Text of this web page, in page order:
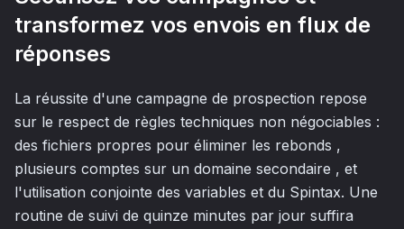
transformez vos envois en flux de
réponses
La réussite d'une campagne de prospection repose
sur le respect de règles techniques non négociables :
des fichiers propres pour éliminer les rebonds ,
plusieurs comptes sur un domaine secondaire , et
l'utilisation conjointe des variables et du Spintax. Une
routine de suivi de quinze minutes par jour suffira